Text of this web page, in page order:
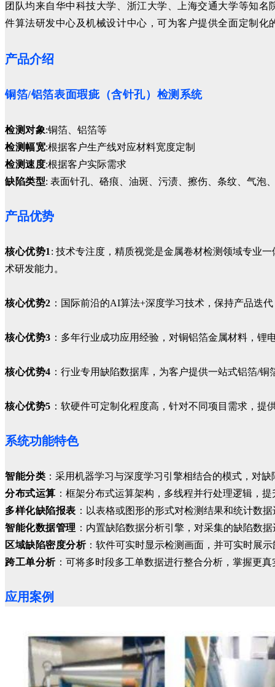
团队均来自华中科技大学、浙江大学、上海交通大学等知
件算法研发中心及机械设计中心，可为客户提供全面定制化
产品介绍
铜箔/铝箔表面瑕疵（含针孔）检测系统
检测对象:铜箔、铝箔等
检测幅宽:根据客户生产线对应材料宽度定制
检测速度:根据客户实际需求
缺陷类型: 表面针孔、硌痕、油斑、污渍、擦伤、条纹、气泡
产品优势
核心优势1 : 技术专注度，精质视觉是金属卷材检测领域专业
术研发能力。
核心优势2 ：国际前沿的AI算法+深度学习技术，保持产品迭
核心优势3 ：多年行业成功应用经验，对铜铝箔金属材料，
核心优势4 ：行业专用缺陷数据库，为客户提供一站式铝箔/铜
核心优势5 ：软硬件可定制化程度高，针对不同项目需求，提
系统功能特色
智能分类 ：采用机器学习与深度学习引擎相结合的模式，对
分布式运算 ：框架分布式运算架构，多线程并行处理逻辑，
多样化缺陷报表 ：以表格或图形的形式对检测结果和统计数
智能化数据管理 ：内置缺陷数据分析引擎，对采集的缺陷数
区域缺陷密度分析：软件可实时显示检测画面，并可实时展
跨工单分析：可将多时段多工单数据进行整合分析，掌握更真
应用案例